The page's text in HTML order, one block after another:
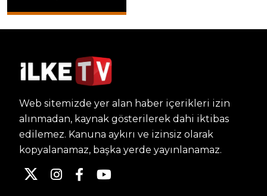
Web sitemizde yer alan haber içerikleri izin
alınmadan, kaynak gösterilerek dahi iktibas
edilemez. Kanuna aykırı ve izinsiz olarak
kopyalanamaz, başka yerde yayınlanamaz.